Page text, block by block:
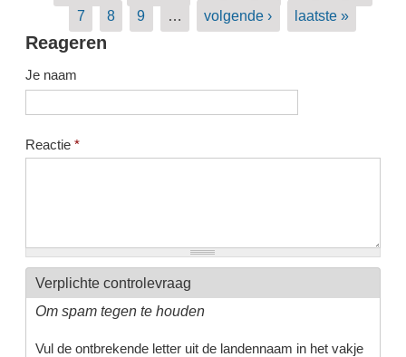
7
8 9 … volgende › laatste »
Reageren
Je naam
Reactie *
Verplichte controlevraag
Om spam tegen te houden
Vul de ontbrekende letter uit de landennaam in het vakje